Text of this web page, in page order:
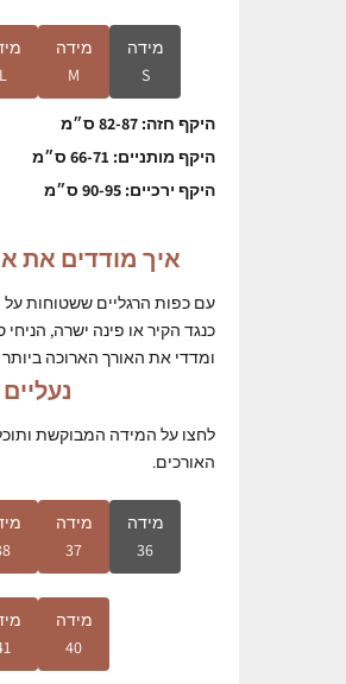
מידה
S
מידה
M
L
היקף חזה: 82-87 ס״מ
היקף מותניים: 66-71 ס״מ
היקף ירכיים: 90-95 ס״מ
איך מודדים את
עם כפות הרגליים ששטוחות
כנגד הקיר או פינה ישרה,
ומדדי את האורך הארוכה
נעליים
לחצו על המידה המבוקשת
האורכים.
מידה
36
מידה
37
מידה
40